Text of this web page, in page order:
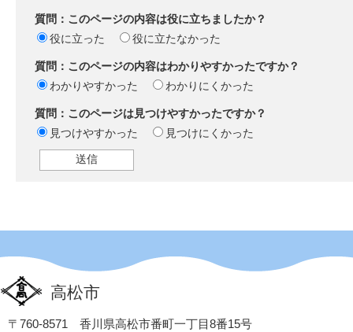
質問：このページの内容は役に立ちましたか？
役に立った
役に立たなかった
質問：このページの内容はわかりやすかったですか？
わかりやすかった
わかりにくかった
質問：このページは見つけやすかったですか？
見つけやすかった
見つけにくかった
高松市
〒760-8571 香川県高松市番町一丁目8番15号